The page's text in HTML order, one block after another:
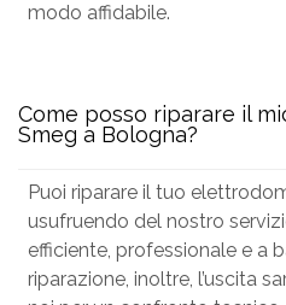
modo affidabile.
Come posso riparare il
Smeg a Bologna?
Puoi riparare il tuo
usufruendo del nostro
efficiente, professionale e a
riparazione, inoltre, l’uscita